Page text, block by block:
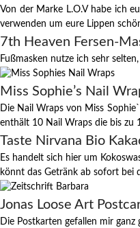
Von der Marke L.O.V habe ich
verwenden um eure Lippen
7th Heaven Fersen-
Fußmasken nutze ich sehr
Miss Sophie’s Nail
Die Nail Wraps von Miss
enthält 10 Nail Wraps die bis zu
Taste Nirvana Bio
Es handelt sich hier um
könnt das Getränk ab sofort bei
Jonas Loose Art
Die Postkarten gefallen mir